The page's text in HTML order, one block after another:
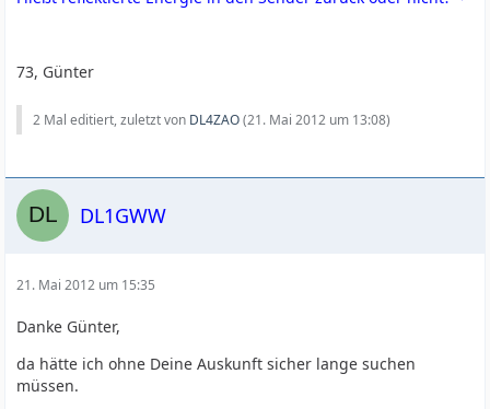
73, Günter
2 Mal editiert, zuletzt von DL4ZAO(21. Mai 2012 um 13:08)
DL1GWW
21. Mai 2012 um 15:35
Danke Günter,
da hätte ich ohne Deine Auskunft sicher lange suchen
müssen.